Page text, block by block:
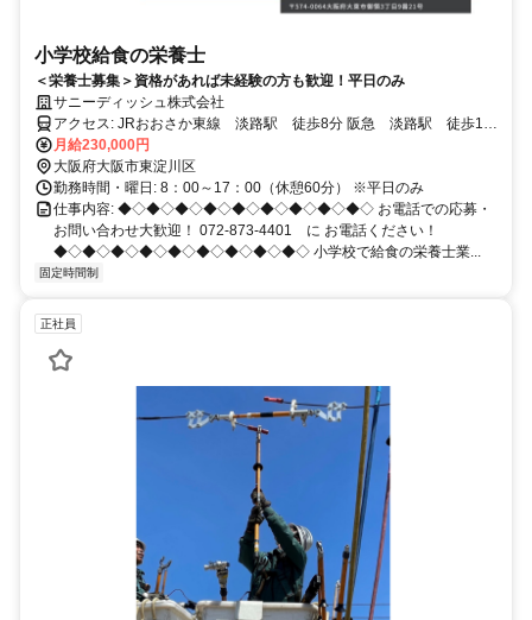
小学校給食の栄養士
＜栄養士募集＞資格があれば未経験の方も歓迎！平日のみ
サニーディッシュ株式会社
アクセス: JRおおさか東線 淡路駅 徒歩8分 阪急 淡路駅 徒歩10
分・南吹田駅 徒歩12分
月給230,000円
大阪府大阪市東淀川区
勤務時間・曜日: 8：00～17：00（休憩60分） ※平日のみ
仕事内容: ◆◇◆◇◆◇◆◇◆◇◆◇◆◇◆◇◆◇ お電話での応募・
お問い合わせ大歓迎！ 072-873-4401 に お電話ください！
◆◇◆◇◆◇◆◇◆◇◆◇◆◇◆◇◆◇ 小学校で給食の栄養士業...
固定時間制
正社員